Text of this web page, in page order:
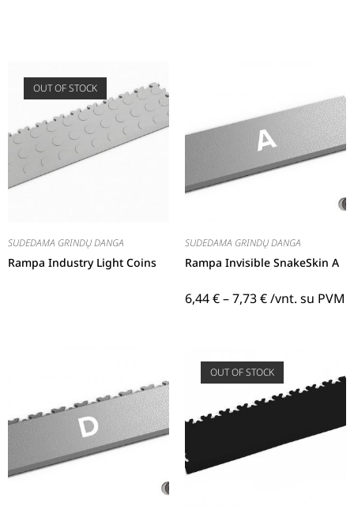
OUT OF STOCK
SUDEDAMA GRINDŲ DANGA
Rampa Industry Light Coins
SUDEDAMA GRINDŲ DANGA
Rampa Invisible SnakeSkin A
6,44€–7,73€/vnt. su PVM
OUT OF STOCK